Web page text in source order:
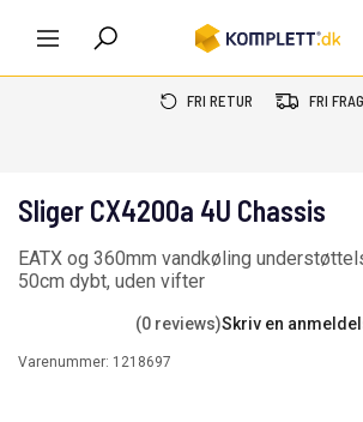
FRI RETUR FRI
Sliger CX4200a 4U Chassis
EATX og 360mm vandkøling
50cm dybt, uden vifter
(0 reviews)Skriv en
Varenummer: 1218697